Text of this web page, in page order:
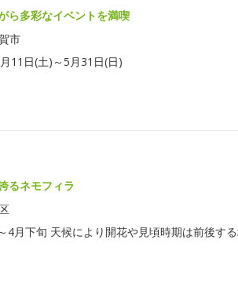
ら多彩なイベントを満喫
市
11日(土)～5月31日(日)
るネモフィラ
4月下旬 天候により開花や見頃時期は前後す